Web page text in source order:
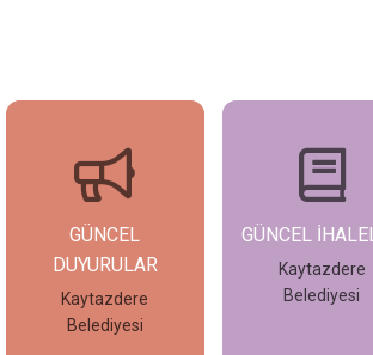
GÜNCEL İHALELER
Kaytazdere
Belediyesi
İncele
GÜNCEL
Kaytazdere
Belediyesi